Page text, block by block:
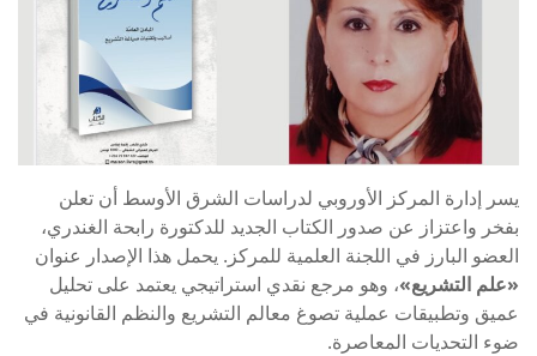
يسر إدارة المركز الأوروبي لدراسات الشرق الأوسط أن تعلن
بفخر واعتزاز عن صدور الكتاب الجديد للدكتورة رابحة الغندري،
العضو البارز في اللجنة العلمية للمركز. يحمل هذا الإصدار عنوان
«علم التشريع»، وهو مرجع نقدي استراتيجي يعتمد على تحليل
عميق وتطبيقات عملية تصوغ معالم التشريع والنظم القانونية في
ضوء التحديات المعاصرة.